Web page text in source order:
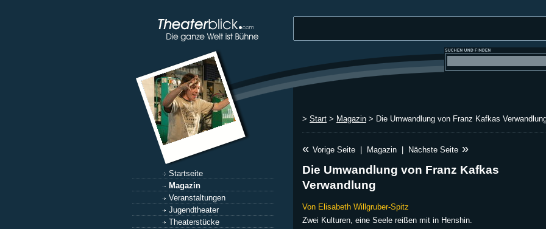
Startseite
Magazin
Veranstaltungen
Jugendtheater
Theaterstücke
> Start > Magazin > Die Umwandlung von Franz Kafkas
« Vorige Seite Magazin Nächste Seite »
Die Umwandlung von Franz Kafkas
Verwandlung
Von Elisabeth Willgruber-Spitz
Zwei Kulturen, eine Seele reißen mit in Henshin.